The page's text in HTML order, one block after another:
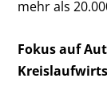
mehr als
Fokus auf